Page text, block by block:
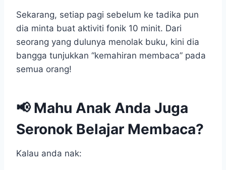
Sekarang, setiap pagi sebelum ke tadika pun
dia minta buat aktiviti fonik 10 minit. Dari
seorang yang dulunya menolak buku, kini dia
bangga tunjukkan “kemahiran membaca” pada
semua orang!
📢 Mahu Anak Anda Juga
Seronok Belajar Membaca?
Kalau anda nak: